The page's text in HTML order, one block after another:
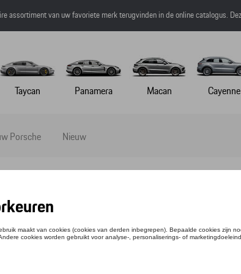
assortiment van uw favoriete merk terugvinden in de online catalogus.
Taycan Panamera Macan Cayenne
Porsche Nieuw
CONNECTING - ESSENTIAL -
WAP670XXL0PESS